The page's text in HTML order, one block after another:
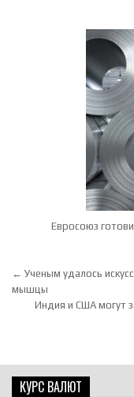
Евросоюз
← Ученым удалось
мышцы
Индия и США могут
КУРС ВАЛЮТ